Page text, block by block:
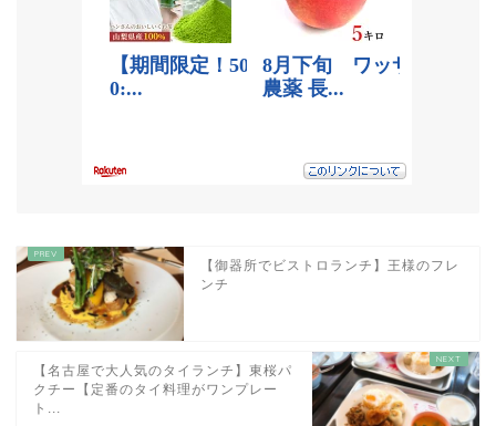
【御器所でビストロランチ】王様のフレ
ンチ
【名古屋で大人気のタイランチ】東桜パ
クチー【定番のタイ料理がワンプレー
ト...